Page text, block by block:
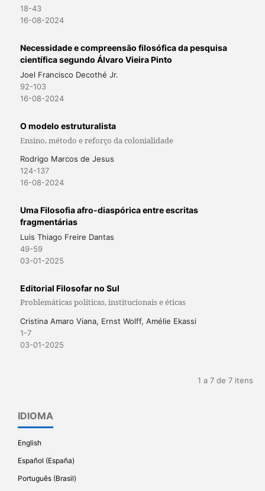
18-43
16-08-2024
Necessidade e compreensão filosófica da pesquisa
científica segundo Álvaro Vieira Pinto
Joel Francisco Decothé Jr.
92-103
16-08-2024
O modelo estruturalista
Ensino, método e reforço da colonialidade
Rodrigo Marcos de Jesus
124-137
16-08-2024
Uma Filosofia afro-diaspórica entre escritas
fragmentárias
Luis Thiago Freire Dantas
49-59
03-01-2025
Editorial Filosofar no Sul
Problemáticas políticas, institucionais e éticas
Cristina Amaro Viana, Ernst Wolff, Amélie Ekassi
1-7
03-01-2025
1 a 7 de 7 itens
IDIOMA
English
Español (España)
Português (Brasil)